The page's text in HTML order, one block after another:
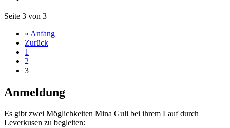
Seite 3 von 3
« Anfang
Zurück
1
2
3
Anmeldung
Es gibt zwei Möglichkeiten Mina Guli bei ihrem Lauf durch
Leverkusen zu begleiten: